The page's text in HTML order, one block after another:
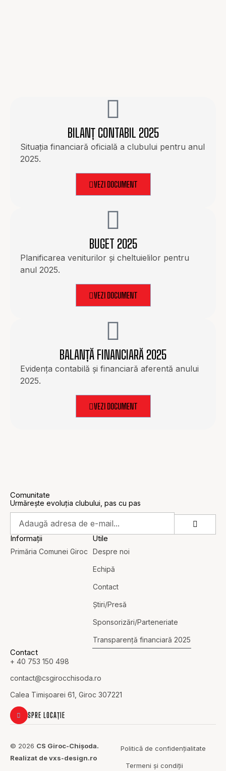
BILANȚ CONTABIL 2025
Situația financiară oficială a clubului pentru anul
2025.
VEZI DOCUMENT
BUGET 2025
Planificarea veniturilor și cheltuielilor pentru
anul 2025.
VEZI DOCUMENT
BALANȚĂ FINANCIARĂ 2025
Evidența contabilă și financiară aferentă anului
2025.
VEZI DOCUMENT
Comunitate
Urmărește evoluția clubului, pas cu pas
Informații
Primăria Comunei Giroc
Utile
Despre noi
Echipă
Contact
Știri/Presă
Sponsorizări/Parteneriate
Transparență financiară 2025
Contact
+ 40 753 150 498
contact@csgirocchisoda.ro
Calea Timișoarei 61, Giroc 307221
SPRE LOCAȚIE
© 2026 CS Giroc-Chișoda.
Realizat de vxs-design.ro
Politică de confidențialitate
Termeni și condiții